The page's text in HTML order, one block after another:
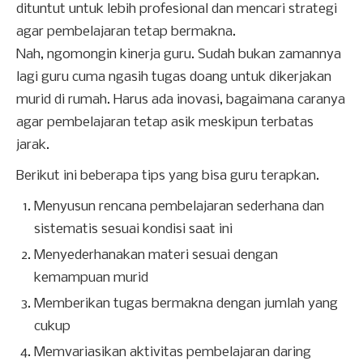
dituntut untuk lebih profesional dan mencari strategi
agar pembelajaran tetap bermakna.
Nah, ngomongin kinerja guru. Sudah bukan zamannya
lagi guru cuma ngasih tugas doang untuk dikerjakan
murid di rumah. Harus ada inovasi, bagaimana caranya
agar pembelajaran tetap asik meskipun terbatas
jarak.
Berikut ini beberapa tips yang bisa guru terapkan.
Menyusun rencana pembelajaran sederhana dan
sistematis sesuai kondisi saat ini
Menyederhanakan materi sesuai dengan
kemampuan murid
Memberikan tugas bermakna dengan jumlah yang
cukup
Memvariasikan aktivitas pembelajaran daring